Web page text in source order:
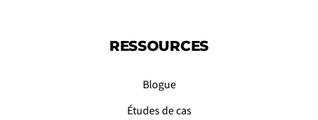
RESSOURCES
Blogue
Études de cas